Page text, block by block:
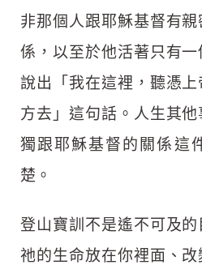
非那個人跟耶穌基督有
係，以至於他活著只有
說出「我在這裡，聽憑
方去」這句話。人生其
獨跟耶穌基督的關係這
楚。
登山寶訓不是遙不可及
祂的生命放在你裡面、